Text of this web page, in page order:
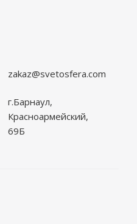
zakaz@svetosfera.com
г.Барнаул,
Красноармейский,
69Б